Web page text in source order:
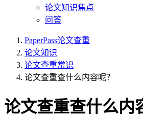
论文知识焦点
问答
PaperPass论文查重
论文知识
论文查重常识
论文查重查什么内容呢？
论文查重查什么内